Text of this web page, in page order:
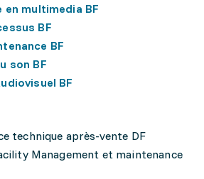
en multimedia BF
BF
BF
son BF
BF
technique après-vente DF
Management et maintenance